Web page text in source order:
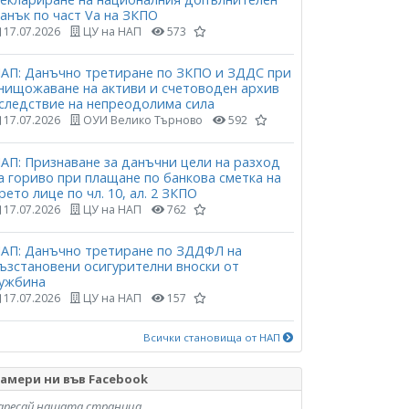
по част Vа на ЗКПО
17.07.2026 ЦУ на НАП 573
Данъчно третиране по ЗКПО и ЗДДС при
на активи и счетоводен архив
на непреодолима сила
17.07.2026 ОУИ Велико Търново 592
Признаване за данъчни цели на разход
гориво при плащане по банкова сметка на
лице по чл. 10, ал. 2 ЗКПО
17.07.2026 ЦУ на НАП 762
Данъчно третиране по ЗДДФЛ на
осигурителни вноски от
17.07.2026 ЦУ на НАП 157
Всички становища от НАП
ни във Facebook